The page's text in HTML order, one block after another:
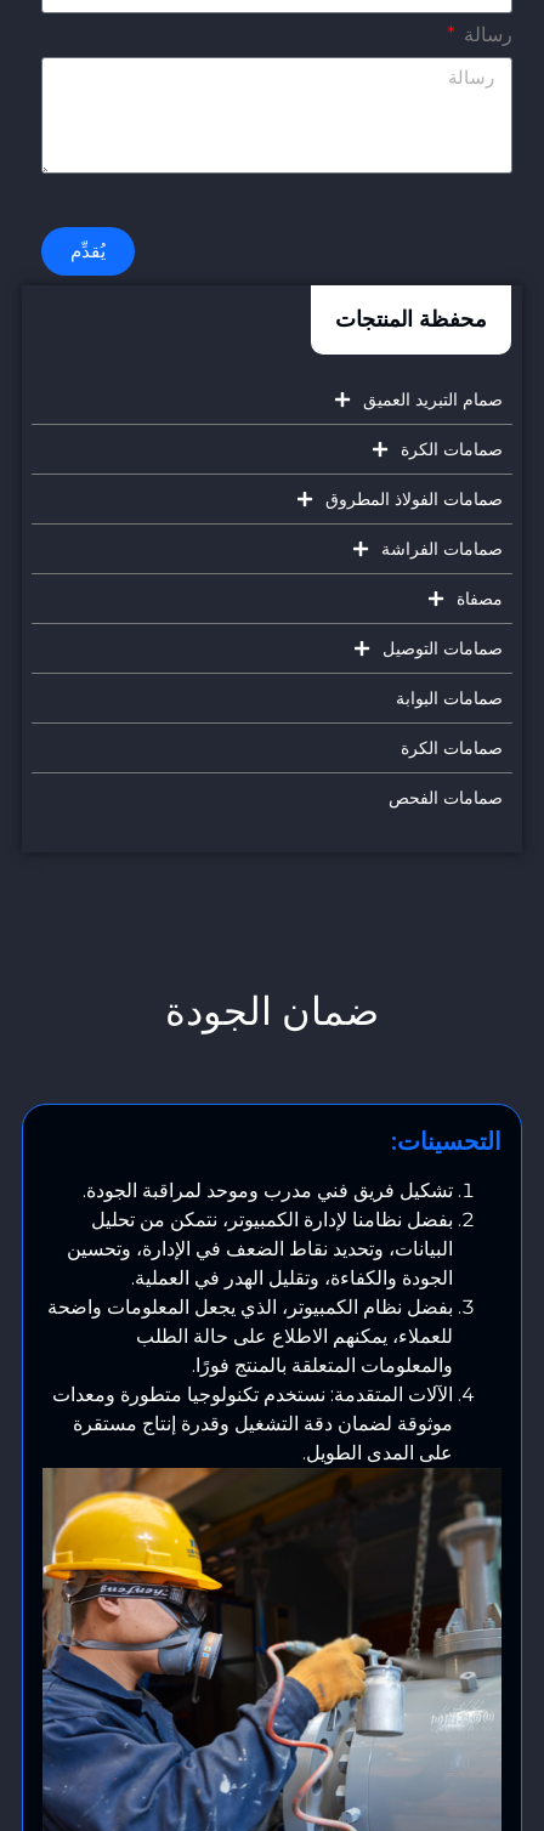
صمام التبريد العميق
صمامات الكرة
صمامات الفولاذ المطروق
صمامات الفراشة
مصفاة
صمامات التوصيل
صمامات البوابة
صمامات الكرة
صمامات الفحص
محفظة المنتجات
رسالة
يُقدِّم
ضمان الجودة
التحسينات:
تشكيل فريق فني مدرب وموحد لمراقبة الجودة.
بفضل نظامنا لإدارة الكمبيوتر، نتمكن من تحليل
البيانات، وتحديد نقاط الضعف في الإدارة، وتحسين
الجودة والكفاءة، وتقليل الهدر في العملية.
بفضل نظام الكمبيوتر، الذي يجعل المعلومات واضحة
للعملاء، يمكنهم الاطلاع على حالة الطلب
والمعلومات المتعلقة بالمنتج فورًا.
الآلات المتقدمة: نستخدم تكنولوجيا متطورة ومعدات
موثوقة لضمان دقة التشغيل وقدرة إنتاج مستقرة
على المدى الطويل.